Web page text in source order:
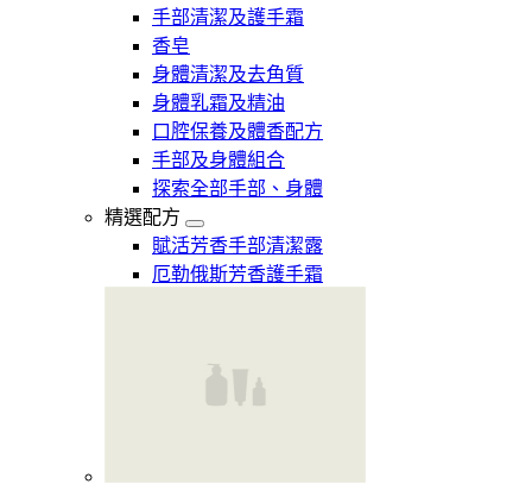
手部清潔及護手霜
香皂
身體清潔及去角質
身體乳霜及精油
口腔保養及體香配方
手部及身體組合
探索全部手部、身體
精選配方
賦活芳香手部清潔露
厄勒俄斯芳香護手霜